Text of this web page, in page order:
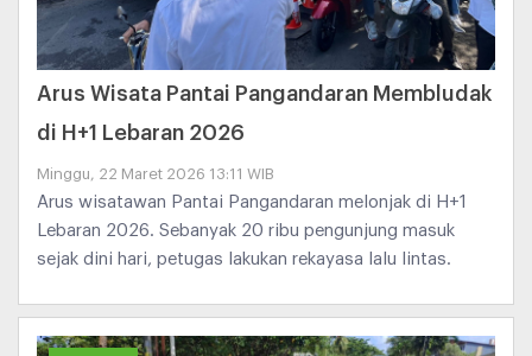
Arus Wisata Pantai Pangandaran Membludak
di H+1 Lebaran 2026
Minggu, 22 Maret 2026 13:11 WIB
Arus wisatawan Pantai Pangandaran melonjak di H+1
Lebaran 2026. Sebanyak 20 ribu pengunjung masuk
sejak dini hari, petugas lakukan rekayasa lalu lintas.